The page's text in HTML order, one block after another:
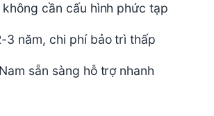
cần cấu hình phức tạp
3 năm, chi phí bảo trì thấp
sẵn sàng hỗ trợ nhanh